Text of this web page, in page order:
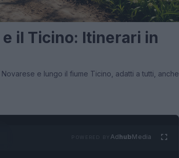
il Ticino: Itinerari in
e lungo il fiume Ticino, adatti a tutti, anche
AdhubMedia